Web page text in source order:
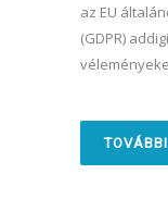
az EU
(GDPR)